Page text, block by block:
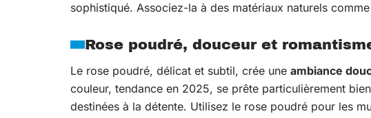
sophistiqué. Associez-la à des matériaux naturels
Rose poudré, douceur et
Le rose poudré, délicat et subtil, crée une ambiance
couleur, tendance en 2025, se prête particulièrement
destinées à la détente. Utilisez le rose poudré pour les